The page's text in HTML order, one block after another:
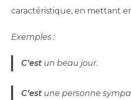
caractéristique, en mettant
Exemples :
C’est un beau jour.
C’est une personne